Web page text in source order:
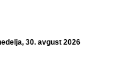
30. avgust 2026